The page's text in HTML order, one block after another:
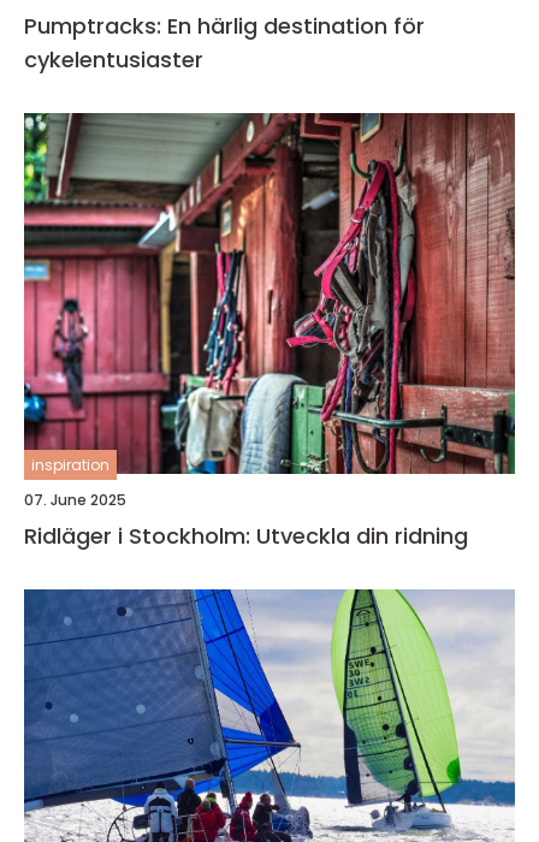
Pumptracks: En härlig destination för
cykelentusiaster
inspiration
07. June 2025
Ridläger i Stockholm: Utveckla din ridning